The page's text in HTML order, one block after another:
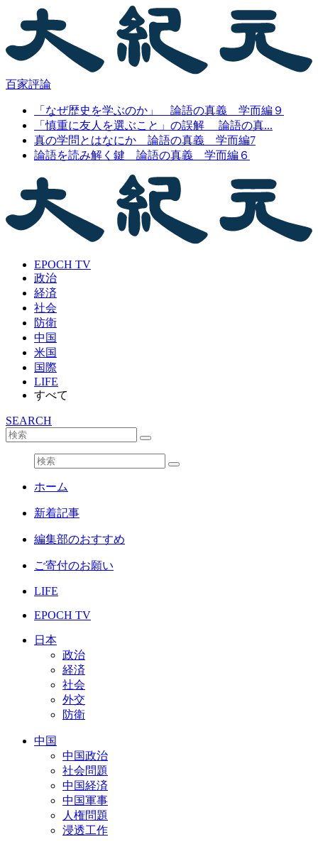
百家評論
「なぜ歴史を学ぶのか」 論語の真義 学而編９
「慎重に友人を選ぶこと」の誤解 論語の真...
真の学問とはなにか 論語の真義 学而編7
論語を読み解く鍵 論語の真義 学而編６
EPOCH TV
政治
経済
社会
防衛
中国
米国
国際
LIFE
すべて
SEARCH
ホーム
新着記事
編集部のおすすめ
ご寄付のお願い
LIFE
EPOCH TV
日本
政治
経済
社会
外交
防衛
中国
中国政治
社会問題
中国経済
中国軍事
人権問題
浸透工作